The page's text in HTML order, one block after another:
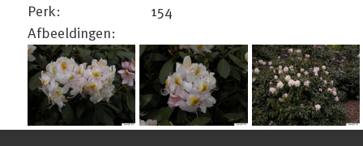
Perk:
154
Afbeeldingen: